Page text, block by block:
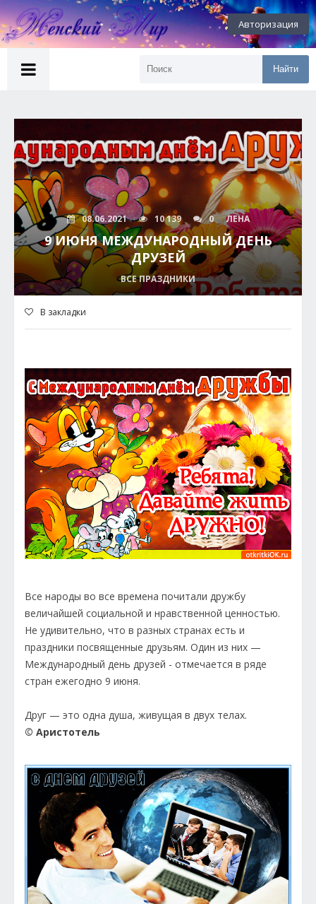
Авторизация
Найти
08.06.2021 10 139 0 ЛЕНА
9 ИЮНЯ МЕЖДУНАРОДНЫЙ ДЕНЬ
ДРУЗЕЙ
ВСЕ ПРАЗДНИКИ
В закладки
Все народы во все времена почитали дружбу
величайшей социальной и нравственной ценностью.
Не удивительно, что в разных странах есть и
праздники посвященные друзьям. Один из них —
Международный день друзей - отмечается в ряде
стран ежегодно 9 июня.
Друг — это одна душа, живущая в двух телах.
© Аристотель